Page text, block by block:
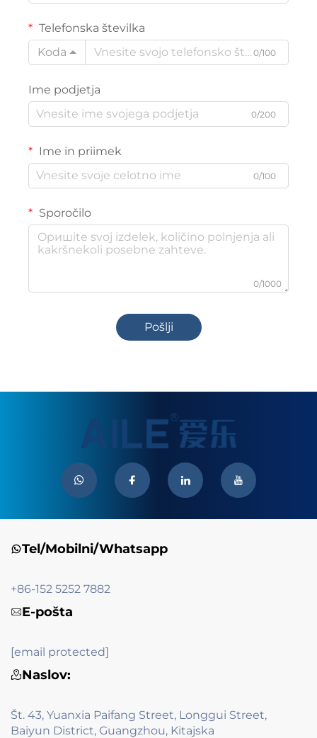
Telefonska številka
Koda
0/100
Ime podjetja
0/200
Ime in priimek
0/100
Sporočilo
0/1000
Pošlji
Tel/Mobilni/Whatsapp
+86-152 5252 7882
E-pošta
[email protected]
Naslov:
Št. 43, Yuanxia Paifang Street, Longgui Street,
Baiyun District, Guangzhou, Kitajska